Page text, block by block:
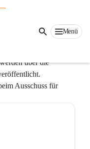
Menü
Riesenederweg 2“
über die
Ausschuss für